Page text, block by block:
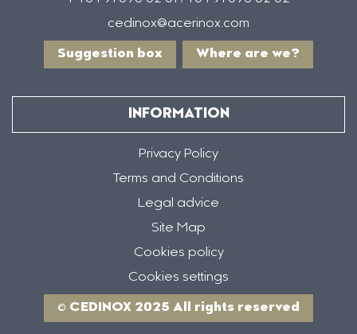
cedinox@acerinox.com
Suggestion box Where are we?
INFORMATION
Privacy Policy
Terms and Conditions
Legal advice
Site Map
Cookies policy
Cookies settings
© CEDINOX 2025 All rights reserved